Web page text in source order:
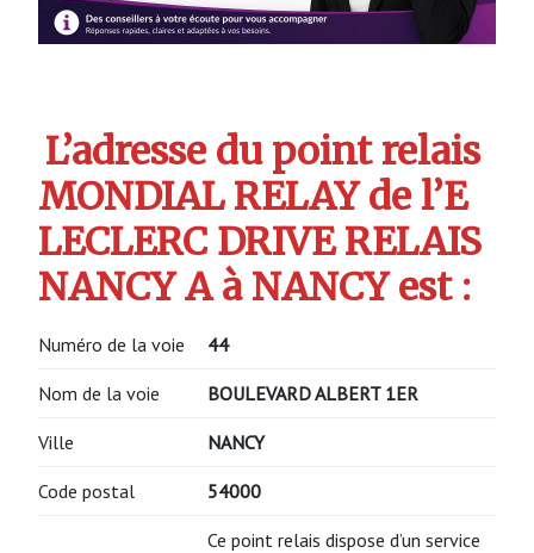
L’adresse du point relais
MONDIAL RELAY de l’E
LECLERC DRIVE RELAIS
NANCY A à NANCY est :
Numéro de la voie 44
Nom de la voie BOULEVARD ALBERT 1ER
Ville NANCY
Code postal 54000
Ce point relais dispose d’un service